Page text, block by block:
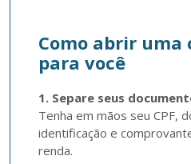
Como abrir uma
para você
1. Separe seus
Tenha em mãos seu CPF,
identificação e
renda.